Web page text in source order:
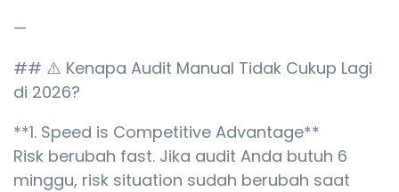
—
## ⚠️ Kenapa Audit Manual Tidak Cukup Lagi
di 2026?
**1. Speed is Competitive Advantage**
Risk berubah fast. Jika audit Anda butuh 6
minggu, risk situation sudah berubah saat